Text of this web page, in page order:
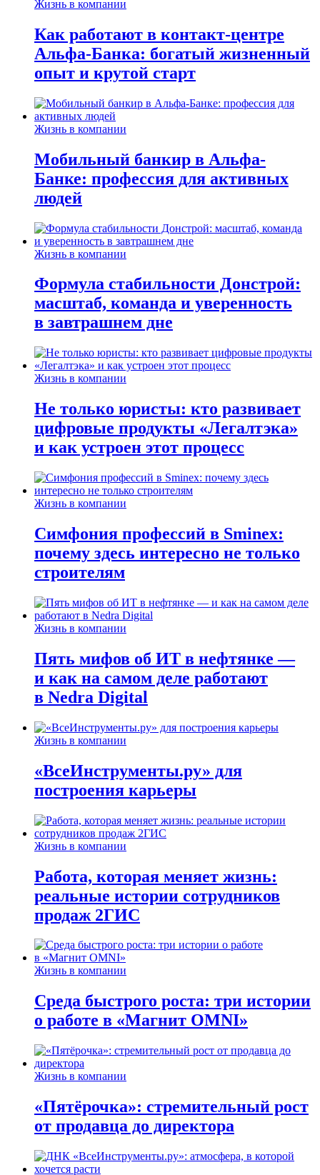
Жизнь в компании
Как работают в контакт-центре
Альфа-Банка: богатый жизненный
опыт и крутой старт
Жизнь в компании
Мобильный банкир в Альфа-
Банке: профессия для активных
людей
Жизнь в компании
Формула стабильности Донстрой:
масштаб, команда и уверенность
в завтрашнем дне
Жизнь в компании
Не только юристы: кто развивает
цифровые продукты «Легалтэка»
и как устроен этот процесс
Жизнь в компании
Симфония профессий в Sminex:
почему здесь интересно не только
строителям
Жизнь в компании
Пять мифов об ИТ в нефтянке —
и как на самом деле работают
в Nedra Digital
Жизнь в компании
«ВсеИнструменты.ру» для
построения карьеры
Жизнь в компании
Работа, которая меняет жизнь:
реальные истории сотрудников
продаж 2ГИС
Жизнь в компании
Среда быстрого роста: три истории
о работе в «Магнит OMNI»
Жизнь в компании
«Пятёрочка»: стремительный рост
от продавца до директора